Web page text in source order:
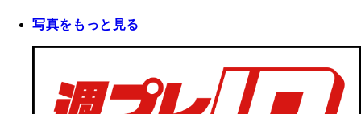
写真をもっと見る